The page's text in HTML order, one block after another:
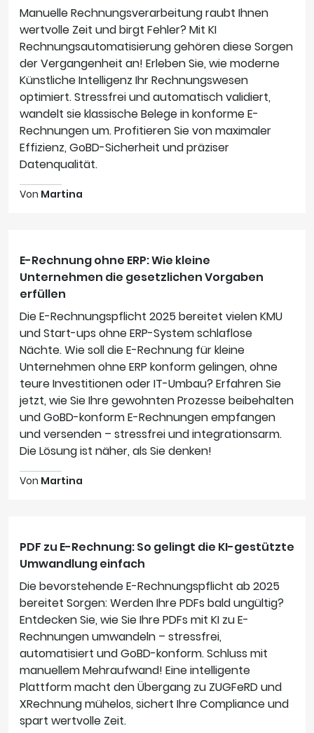
Manuelle Rechnungsverarbeitung raubt Ihnen
wertvolle Zeit und birgt Fehler? Mit KI
Rechnungsautomatisierung gehören diese Sorgen
der Vergangenheit an! Erleben Sie, wie moderne
Künstliche Intelligenz Ihr Rechnungswesen
optimiert. Stressfrei und automatisch validiert,
wandelt sie klassische Belege in konforme E-
Rechnungen um. Profitieren Sie von maximaler
Effizienz, GoBD-Sicherheit und präziser
Datenqualität.
Von Martina
E-Rechnung ohne ERP: Wie kleine
Unternehmen die gesetzlichen Vorgaben
erfüllen
Die E-Rechnungspflicht 2025 bereitet vielen KMU
und Start-ups ohne ERP-System schlaflose
Nächte. Wie soll die E-Rechnung für kleine
Unternehmen ohne ERP konform gelingen, ohne
teure Investitionen oder IT-Umbau? Erfahren Sie
jetzt, wie Sie Ihre gewohnten Prozesse beibehalten
und GoBD-konform E-Rechnungen empfangen
und versenden – stressfrei und integrationsarm.
Die Lösung ist näher, als Sie denken!
Von Martina
PDF zu E-Rechnung: So gelingt die KI-gestützte
Umwandlung einfach
Die bevorstehende E-Rechnungspflicht ab 2025
bereitet Sorgen: Werden Ihre PDFs bald ungültig?
Entdecken Sie, wie Sie Ihre PDFs mit KI zu E-
Rechnungen umwandeln – stressfrei,
automatisiert und GoBD-konform. Schluss mit
manuellem Mehraufwand! Eine intelligente
Plattform macht den Übergang zu ZUGFeRD und
XRechnung mühelos, sichert Ihre Compliance und
spart wertvolle Zeit.